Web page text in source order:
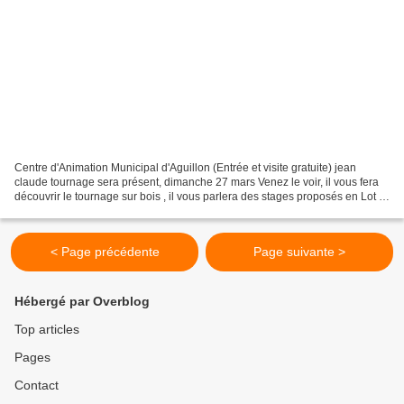
Centre d'Animation Municipal d'Aguillon (Entrée et visite gratuite) jean
claude tournage sera présent, dimanche 27 mars Venez le voir, il vous fera
découvrir le tournage sur bois , il vous parlera des stages proposés en Lot et
< Page précédente Page suivante >
Hébergé par Overblog
Top articles
Pages
Contact